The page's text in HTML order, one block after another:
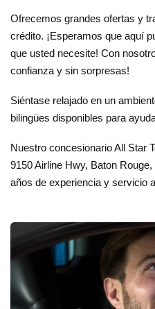
Ofrecemos grandes ofertas y
crédito. ¡Esperamos que aquí
que usted necesite! Con
confianza y sin sorpresas!
Siéntase relajado en un
bilingües disponibles para
Nuestro concesionario All Star
9150 Airline Hwy, Baton
años de experiencia y servicio